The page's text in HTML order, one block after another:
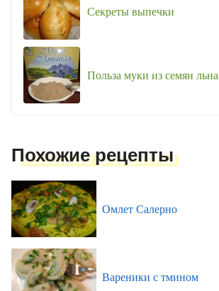
Секреты выпечки
Польза муки из семян льна
Похожие рецепты
Омлет Салерно
Вареники с тмином